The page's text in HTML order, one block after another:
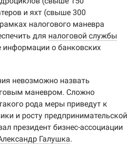
и яхт (свыше 300
налогового маневра
для налоговой службы
информации о банковских
невозможно назвать
маневром. Сложно
рода меры приведут к
и росту предпринимательской
президент бизнес-ассоциации
Галушка.